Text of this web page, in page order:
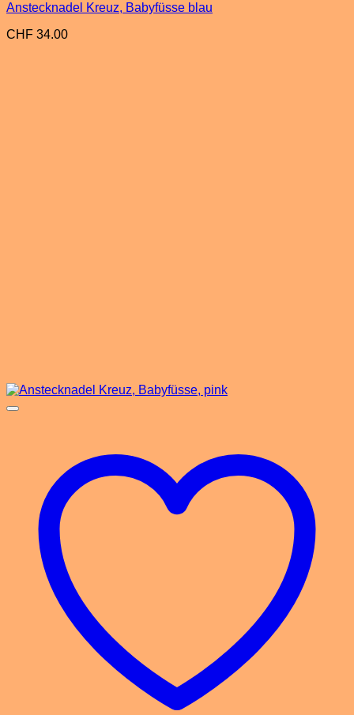
Anstecknadel Kreuz, Babyfüsse blau
CHF 34.00